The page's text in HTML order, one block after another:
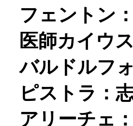
フェントン
医師カイウ
バルドルフ
ピストラ：
アリーチェ